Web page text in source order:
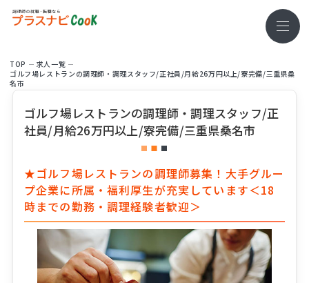
TOP
求⼈⼀覧
ゴルフ場レストランの調理師・調理スタッフ/正社員/月給26万円以上/寮完備/三重県桑
名市
ゴルフ場レストランの調理師・調理スタッフ/正
社員/月給26万円以上/寮完備/三重県桑名市
★ゴルフ場レストランの調理師募集！大手グルー
プ企業に所属・福利厚生が充実しています＜18
時までの勤務・調理経験者歓迎＞